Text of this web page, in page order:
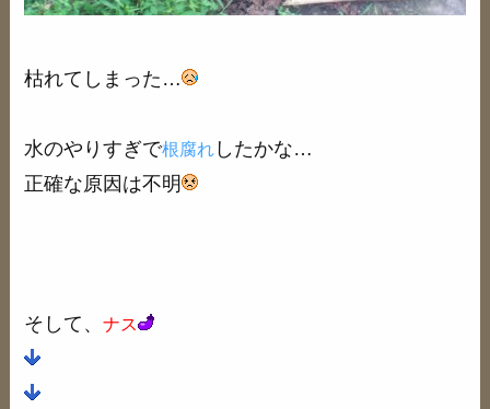
枯れてしまった…
水のやりすぎで根腐れ したかな…
正確な原因は不明
そして、ナス